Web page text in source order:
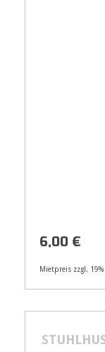
6,00 €
Mietpreis zzgl.